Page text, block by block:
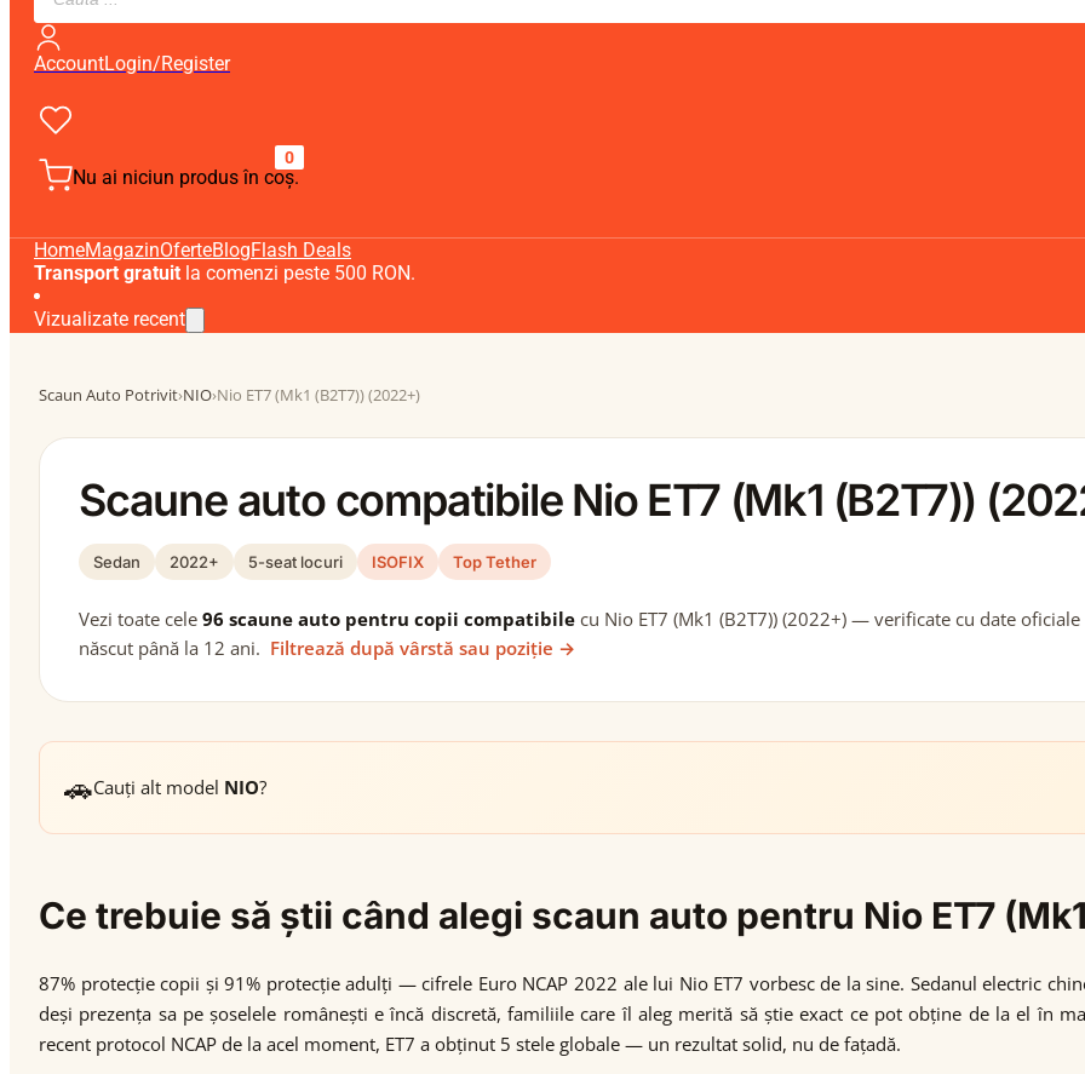
AccountLogin/Register
0
Nu ai niciun produs în coș.
HomeMagazinOferteBlogFlash Deals
Transport gratuit la comenzi peste 500 RON.
Vizualizate recent
Scaun Auto Potrivit›NIO›Nio ET7 (Mk1 (B2T7)) (2022+)
Scaune auto compatibile Nio ET7 (Mk1 (B2T7))
Sedan 2022+ 5-seat locuri ISOFIX Top Tether
Vezi toate cele 96 scaune auto pentru copii compatibile cu Nio ET7 (Mk1 (B2T7)) (2022+) — verificate cu date
născut până la 12 ani. Filtrează după vârstă sau poziție →
🚗Cauți alt model NIO?
Ce trebuie să știi când alegi scaun auto pentru Nio ET7
87% protecție copii și 91% protecție adulți — cifrele Euro NCAP 2022 ale lui Nio ET7 vorbesc de la sine. Sedanul electric
deși prezența sa pe șoselele românești e încă discretă, familiile care îl aleg merită să știe exact ce pot obține de la el în
recent protocol NCAP de la acel moment, ET7 a obținut 5 stele globale — un rezultat solid, nu de fațadă.